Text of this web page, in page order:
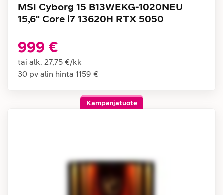
MSI Cyborg 15 B13WEKG-1020NEU
15,6" Core i7 13620H RTX 5050
999 €
tai alk. 27,75 €/kk
30 pv alin hinta 1159 €
Kampanjatuote